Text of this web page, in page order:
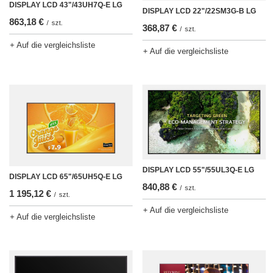
DISPLAY LCD 43"/43UH7Q-E LG
863,18 € / szt.
+ Auf die vergleichsliste
DISPLAY LCD 22"/22SM3G-B LG
368,87 € / szt.
+ Auf die vergleichsliste
DISPLAY LCD 65"/65UH5Q-E LG
1 195,12 € / szt.
+ Auf die vergleichsliste
DISPLAY LCD 55"/55UL3Q-E LG
840,88 € / szt.
+ Auf die vergleichsliste